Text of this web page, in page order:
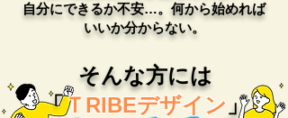
自分にできるか不安…。何から始めれば
いいか分からない。
そんな方には
「ＴRIBEデザイン 」